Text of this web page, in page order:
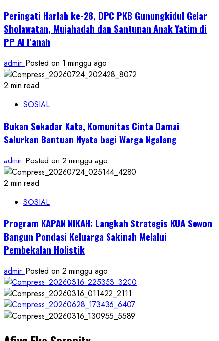
Peringati Harlah ke-28, DPC PKB Gunungkidul Gelar
Sholawatan, Mujahadah dan Santunan Anak Yatim di
PP Al I’anah
admin Posted on 1 minggu ago
2 min read
SOSIAL
Bukan Sekadar Kata, Komunitas Cinta Damai
Salurkan Bantuan Nyata bagi Warga Ngalang
admin Posted on 2 minggu ago
2 min read
SOSIAL
Program KAPAN NIKAH: Langkah Strategis KUA Sewon
Bangun Pondasi Keluarga Sakinah Melalui
Pembekalan Holistik
admin Posted on 2 minggu ago